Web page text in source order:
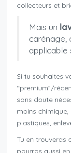
collecteurs et
Mais un
carénage,
applicable
Si tu souhaites
“premium”/
sans doute
moins
plastiques,
Tu en trouveras
pourras aussi